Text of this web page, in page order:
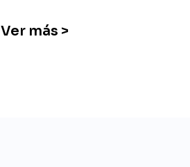
Ver más >